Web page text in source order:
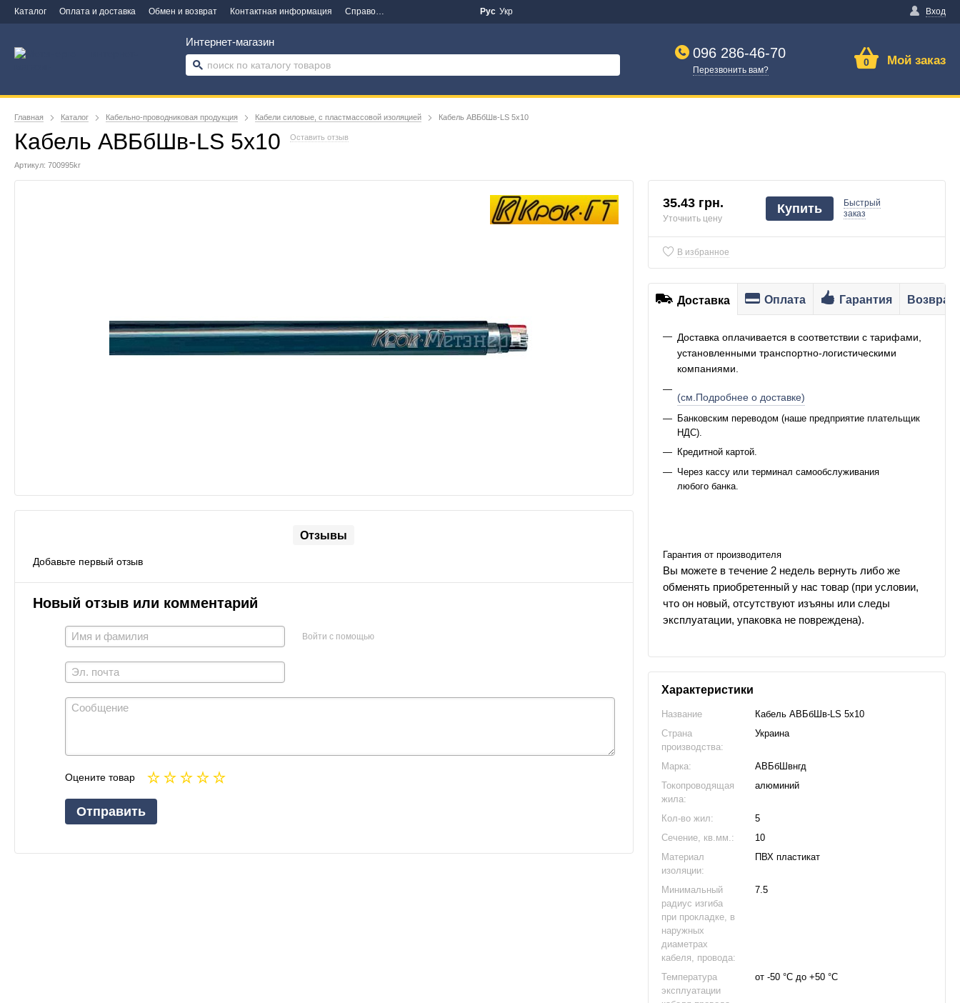
Каталог Оплата и доставка Обмен и возврат Контактная информация Справочная информация Новости Вход
Рус Укр
Интернет-магазин
096 286-46-70
Перезвонить вам?
0 Мой заказ
Главная Каталог Кабельно-проводниковая продукция Кабели силовые, с пластмассовой изоляцией Кабель АВБбШв-LS 5х10
Кабель АВБбШв-LS 5х10 Оставить отзыв
Артикул: 700995kr
Отзывы
Добавьте первый отзыв
Новый отзыв или комментарий
Войти с помощью
Оцените товар
Отправить
35.43 грн.
Уточнить цену
Купить
Быстрый
заказ
В избранное
Доставка Оплата Гарантия Возврат
Доставка оплачивается в соответствии с тарифами,
установленными транспортно-логистическими
компаниями.
(см.Подробнее о доставке)
Банковским переводом (наше предприятие плательщик
НДС).
Кредитной картой.
Через кассу или терминал самообслуживания
любого банка.
Гарантия от производителя
Вы можете в течение 2 недель вернуть либо же
обменять приобретенный у нас товар (при условии,
что он новый, отсутствуют изъяны или следы
эксплуатации, упаковка не повреждена).
Характеристики
Название
Кабель АВБбШв-LS 5х10
Страна
производства:
Украина
Марка:
АВБбШвнгд
Токопроводящая
жила:
алюминий
Кол-во жил:
5
Сечение, кв.мм.:
10
Материал
изоляции:
ПВХ пластикат
Минимальный
радиус изгиба
при прокладке, в
наружных
диаметрах
кабеля, провода:
7.5
Температура
эксплуатации
от -50 °С до +50 °С